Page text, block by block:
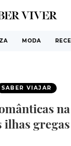
MODA
SABER VIAJAR
ilhas gregas